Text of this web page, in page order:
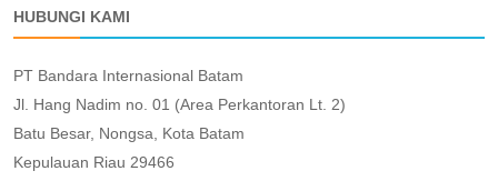
HUBUNGI KAMI
PT Bandara Internasional Batam
Jl. Hang Nadim no. 01 (Area Perkantoran Lt. 2)
Batu Besar, Nongsa, Kota Batam
Kepulauan Riau 29466